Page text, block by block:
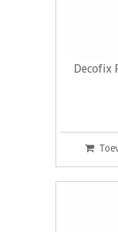
Decofix